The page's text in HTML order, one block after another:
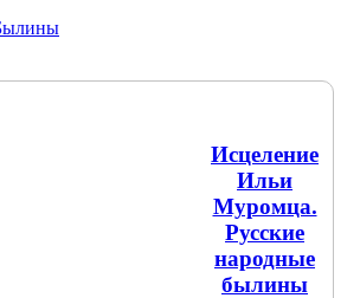
Исцеление
Ильи
Муромца.
Русские
народные
былины